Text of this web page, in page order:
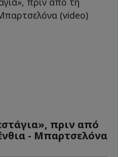
πριν από
- Μπαρτσελόνα